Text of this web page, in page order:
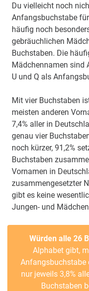
Du vielleicht noch
Anfangsbuchstabe
häufig noch
gebräuchlichen
Buchstaben. Die
Mädchennamen sind
U und Q als
Mit vier Buchstaben
meisten anderen
7,4% aller in
genau vier
noch kürzer, 91,2%
Buchstaben
Vornamen in
zusammengesetzter
gibt es keine
Jungen- und
Würden alle 26
Alphabet gibt,
Anfangsbuchstabe
nur jeweils 3,8%
Buchstaben